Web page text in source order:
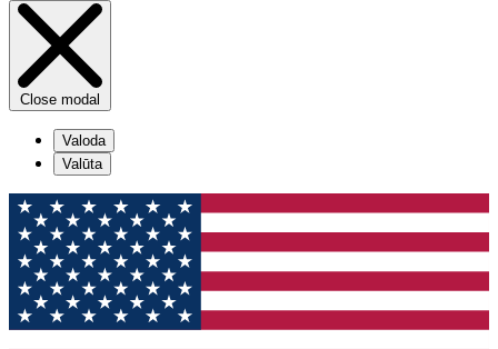
Close modal
Valoda
Valūta